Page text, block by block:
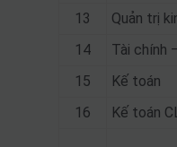
13
Quản trị
14
Tài chính
15
Kế toán
16
Kế toán